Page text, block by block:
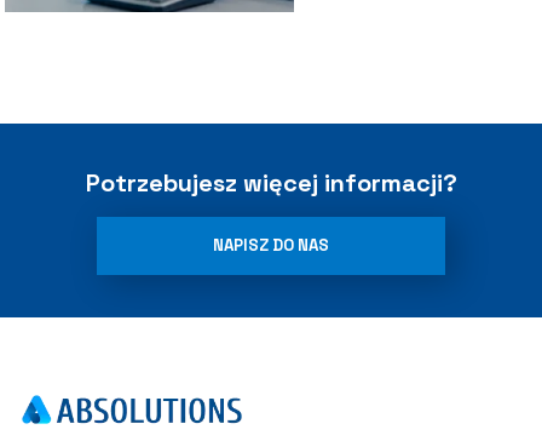
Potrzebujesz więcej informacji?
NAPISZ DO NAS